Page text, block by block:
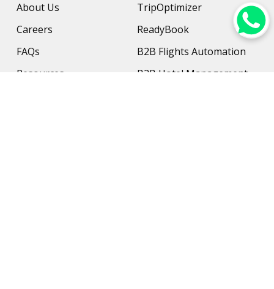
About Us
Careers
FAQs
Resources
TripOptimizer
ReadyBook
B2B Flights Automation
B2B Hotel Management